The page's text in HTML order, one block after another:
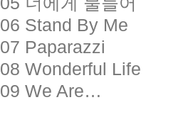
06 Stand By Me
07 Paparazzi
08 Wonderful Life
09 We Are…